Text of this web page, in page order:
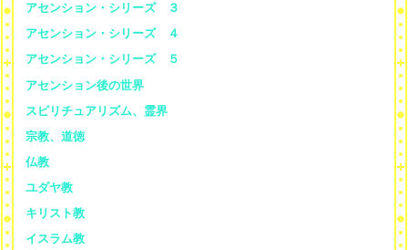
アセンション・シリーズ ３
アセンション・シリーズ ４
アセンション・シリーズ ５
アセンション後の世界
スピリチュアリズム、霊界
宗教、道徳
仏教
ユダヤ教
キリスト教
イスラム教